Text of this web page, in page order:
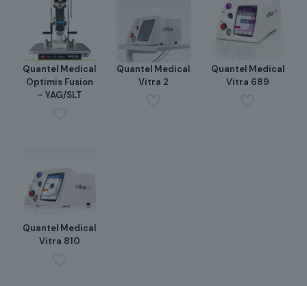
Quantel Medical
Optimis Fusion
– YAG/SLT
Quantel Medical
Vitra 2
Quantel Medical
Vitra 689
Quantel Medical
Vitra 810